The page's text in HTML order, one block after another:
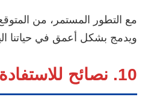
مع التطور المستمر، من
ويدمج بشكل أعمق في حياتنا
10. نصائح للاستفادة القصوى من